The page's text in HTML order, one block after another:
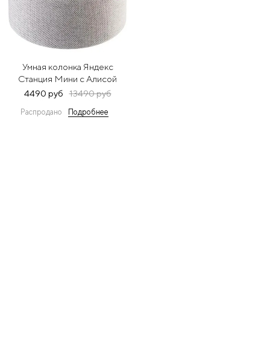
Умная колонка Яндекс
Станция Мини с Алисой
(белый)
4490 руб 13490 руб
Распродано Подробнее